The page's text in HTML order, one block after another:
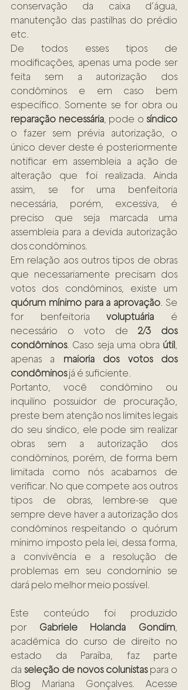
conservação da caixa d’água,
manutenção das pastilhas do prédio
etc.
De todos esses tipos de
modificações, apenas uma pode ser
feita sem a autorização dos
condôminos e em caso bem
reparação necessária, pode o síndico
o fazer sem prévia autorização, o
único dever deste é posteriormente
notificar em assembleia a ação de
alteração que foi realizada. Ainda
assim, se for uma benfeitoria
necessária, porém, excessiva, é
preciso que seja marcada uma
assembleia para a devida autorização
dos condôminos.
Em relação aos outros tipos de obras
que necessariamente precisam dos
quórum mínimo para a aprovação. Se
for benfeitoria voluptuária é
necessário o voto de 2/3 dos
condôminos. Caso seja uma obra útil,
apenas a maioria dos votos dos
condôminos já é suficiente.
Portanto, você condômino ou
inquilino possuidor de procuração,
preste bem atenção nos limites legais
do seu síndico, ele pode sim realizar
obras sem a autorização dos
condôminos, porém, de forma bem
limitada como nós acabamos de
verificar. No que compete aos outros
tipos de obras, lembre-se que
sempre deve haver a autorização dos
condôminos respeitando o quórum
mínimo imposto pela lei, dessa forma,
a convivência e a resolução de
problemas em seu condomínio se
dará pelo melhor meio possível.
Este conteúdo foi produzido
por Gabriele Holanda Gondim,
acadêmica do curso de direito no
estado da Paraíba, faz parte
da seleção de novos colunistas para o
Blog Mariana Gonçalves. Acesse